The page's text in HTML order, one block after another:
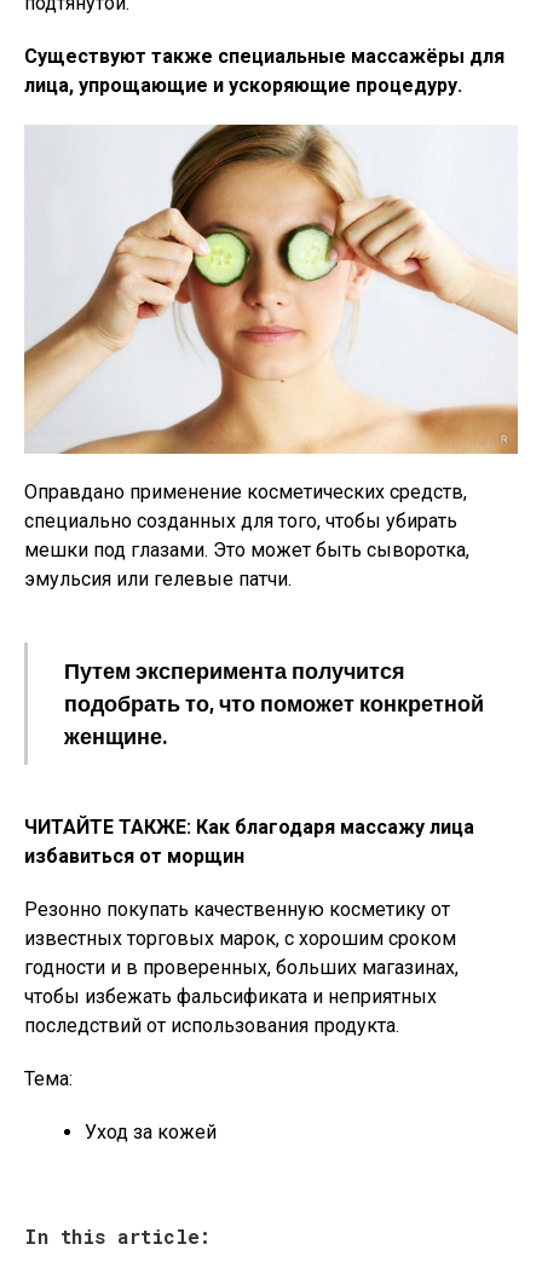
Существуют также специальные массажёры для
лица, упрощающие и ускоряющие процедуру.
Оправдано применение косметических средств,
специально созданных для того, чтобы убирать
мешки под глазами. Это может быть сыворотка,
эмульсия или гелевые патчи.
Путем эксперимента получится
подобрать то, что поможет конкретной
женщине.
ЧИТАЙТЕ ТАКЖЕ: Как благодаря массажу лица
избавиться от морщин
Резонно покупать качественную косметику от
известных торговых марок, с хорошим сроком
годности и в проверенных, больших магазинах,
чтобы избежать фальсификата и неприятных
последствий от использования продукта.
Тема:
Уход за кожей
In this article: